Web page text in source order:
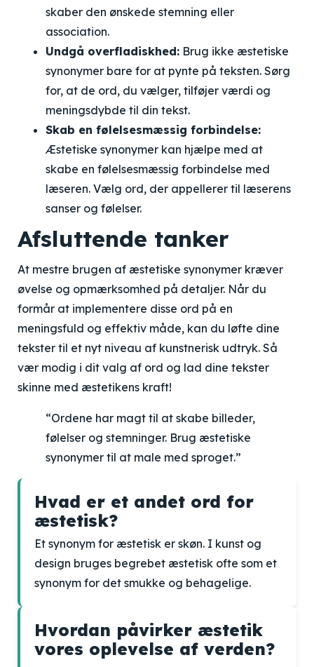
skaber den ønskede stemning eller
association.
Undgå overfladiskhed: Brug ikke æstetiske
synonymer bare for at pynte på teksten. Sørg
for, at de ord, du vælger, tilføjer værdi og
meningsdybde til din tekst.
Skab en følelsesmæssig forbindelse:
Æstetiske synonymer kan hjælpe med at
skabe en følelsesmæssig forbindelse med
læseren. Vælg ord, der appellerer til læserens
sanser og følelser.
Afsluttende tanker
At mestre brugen af æstetiske synonymer kræver
øvelse og opmærksomhed på detaljer. Når du
formår at implementere disse ord på en
meningsfuld og effektiv måde, kan du løfte dine
tekster til et nyt niveau af kunstnerisk udtryk. Så
vær modig i dit valg af ord og lad dine tekster
skinne med æstetikens kraft!
“Ordene har magt til at skabe billeder,
følelser og stemninger. Brug æstetiske
synonymer til at male med sproget.”
Hvad er et andet ord for
æstetisk?
Et synonym for æstetisk er skøn. I kunst og
design bruges begrebet æstetisk ofte som et
synonym for det smukke og behagelige.
Hvordan påvirker æstetik
vores oplevelse af verden?